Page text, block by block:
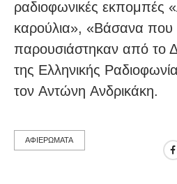
ραδιοφωνικές εκπομπές
καρούλια», «Βάσανα που
παρουσιάστηκαν από το
της Eλληνικής
τον Aντώνη Aνδρικάκη.
ΑΦΙΕΡΩΜΑΤΑ